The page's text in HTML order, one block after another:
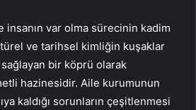
insanın var olma sürecinin kadim
ve tarihsel kimliğin kuşaklar
sağlayan bir köprü olarak
hazinesidir. Aile kurumunun
kaldığı sorunların çeşitlenmesi